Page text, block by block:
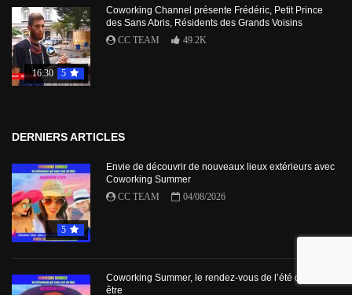
16:30 5
Coworking Channel présente Frédéric, Petit Prince
des Sans Abris, Résidents des Grands Voisins
CC TEAM
49.2K
DERNIERS ARTICLES
5
Envie de découvrir de nouveaux lieux extérieurs avec
Coworking Summer
CC TEAM
04/08/2026
Coworking Summer, le rendez-vous de l’été du bien-
être